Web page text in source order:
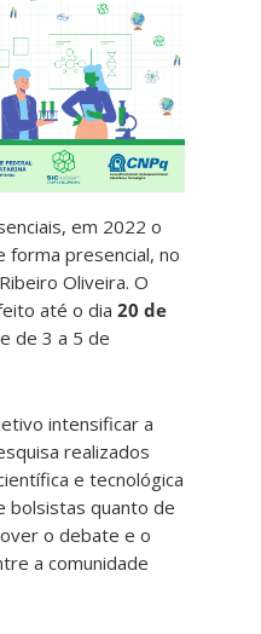
em 2022 o
forma presencial, no
Oliveira. O
até o dia20 de
de 3 a 5 de
intensificar a
realizados
e tecnológica
bolsistas quanto de
o debate e o
a comunidade